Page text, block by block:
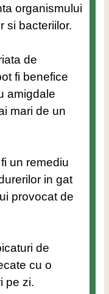
organismului
si bacteriilor.
de
fi benefice
amigdale
mari de un
un remediu
in gat
provocat de
de
cu o
pe zi.